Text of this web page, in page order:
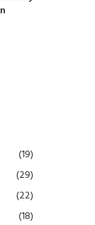
(19)
(29)
(22)
(18)